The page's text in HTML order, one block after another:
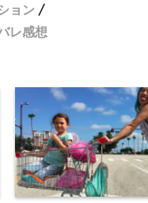
ョン
レ感想